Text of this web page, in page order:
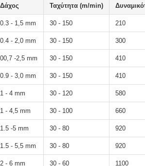
Δάχος Ταχύτητα (m/min)
0.3 - 1,5 mm 30 - 150 210
0.4 - 2,0 mm 30 - 150 300
00,7 -2,5 mm 30 - 150 410
0.9 - 3,0 mm 30 - 150 410
1 - 4 mm 30 - 120 580
1 - 4,5 mm 30 - 100 660
1.5 -5 mm 30 - 80 920
1.5 - 5,5 mm 30 - 80 920
2 - 6 mm 30 - 60 1100